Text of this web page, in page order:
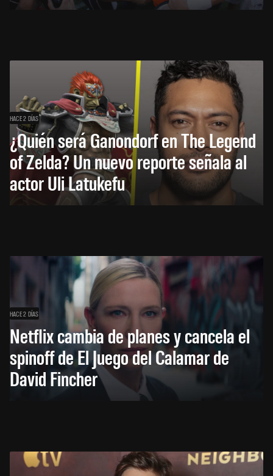
HACE 2 DÍAS
¿Quién será Ganondorf en The Legend
of Zelda? Un nuevo reporte señala al
actor Uli Latukefu
HACE 2 DÍAS
Netflix cambia de planes y cancela el
spinoff de El Juego del Calamar de
David Fincher